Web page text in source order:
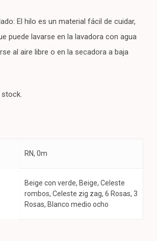
El hilo es un material fácil de cuidar,
puede lavarse en la lavadora con agua
al aire libre o en la secadora a baja
RN, 0m
Beige con verde, Beige, Celeste
rombos, Celeste zig zag, 6 Rosas, 3
Rosas, Blanco medio ocho